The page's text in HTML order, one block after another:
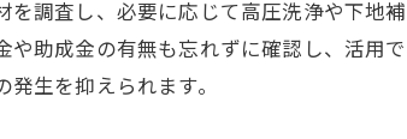
調査し、必要に応じて高圧洗浄や下地
助成金の有無も忘れずに確認し、活用
生を抑えられます。